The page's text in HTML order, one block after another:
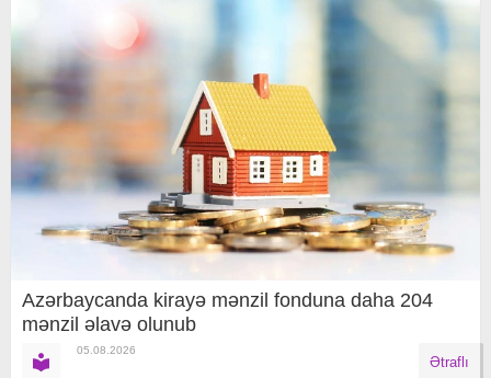
Azərbaycanda kirayə mənzil fonduna daha 204
mənzil əlavə olunub
05.08.2026
Ətraflı